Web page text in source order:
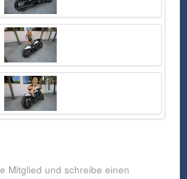
11:48 Uhr
aus 2013 von Cult-Werk mit sexy
Mitglied und schreibe einen